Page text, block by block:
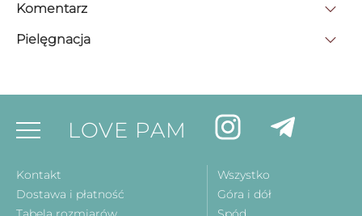
Komentarz
Pielęgnacja
LOVE PAM
Kontakt
Dostawa i płatność
Wszystko
Góra i dół